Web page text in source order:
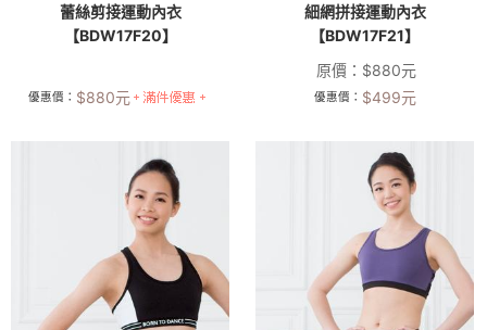
蕾絲剪接運動內衣
【BDW17F20】
優惠價： $880元
細網拼接運動內衣
【BDW17F21】
原價： $880元
優惠價： $499元